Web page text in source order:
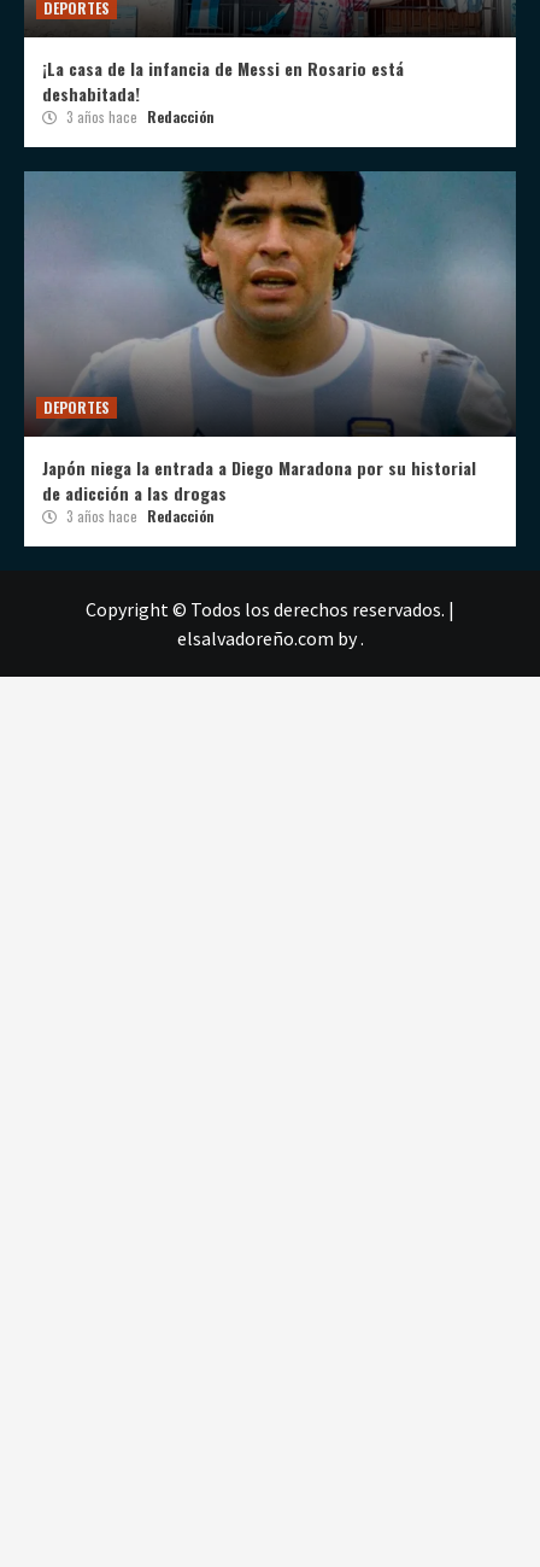
DEPORTES
¡La casa de la infancia de Messi en Rosario está
deshabitada!
3 años hace Redacción
DEPORTES
Japón niega la entrada a Diego Maradona por su historial
de adicción a las drogas
3 años hace Redacción
Copyright © Todos los derechos reservados. |
elsalvadoreño.com by .